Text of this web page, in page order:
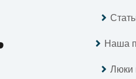
Наша
Люки